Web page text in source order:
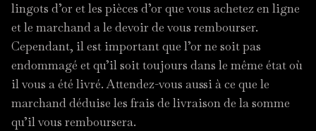
lingots d’or et les pièces d’or que vous achetez en ligne
et le marchand a le devoir de vous rembourser.
Cependant, il est important que l’or ne soit pas
endommagé et qu’il soit toujours dans le même état où
il vous a été livré. Attendez-vous aussi à ce que le
marchand déduise les frais de livraison de la somme
qu’il vous remboursera.